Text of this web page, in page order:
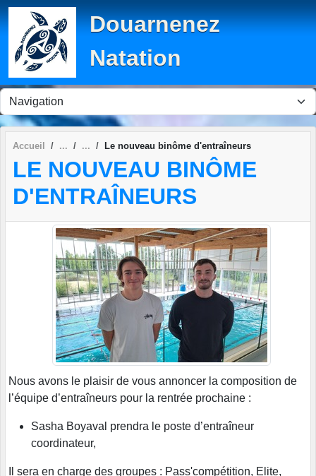
Douarnenez
Natation
Accueil Le nouveau binôme d'entraîneurs
LE NOUVEAU BINÔME
D'ENTRAÎNEURS
Nous avons le plaisir de vous annoncer la composition de
l’équipe d’entraîneurs pour la rentrée prochaine :
Sasha Boyaval prendra le poste d’entraîneur
coordinateur,
Il sera en charge des groupes : Pass'compétition, Elite,
Panneau de gestion des cookies